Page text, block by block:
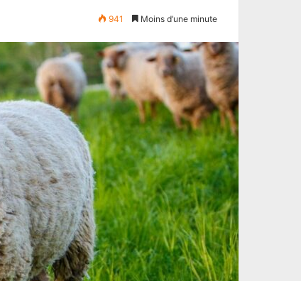
941 Moins d’une minute